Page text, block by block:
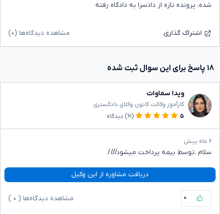
شده، پرونده تازه از دادسرا به دادگاه رفته
اشتراک گذاری مشاهده دیدگاه‌ها (۰)
۱۸ پاسخ برای این سوال ثبت شده
ویدا سماوات
کارآموز وکالت کانون وکلای دادگستری
۵
(۶۱) دیدگاه
۶ ماه پیش
سلام ،توسط بیمه پرداخت میشود////
دریافت مشاوره از این وکیل
۰ مشاهده دیدگاه‌ها ( ۰